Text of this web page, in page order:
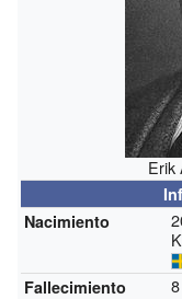
Erik
Nacimiento
Fallecimiento